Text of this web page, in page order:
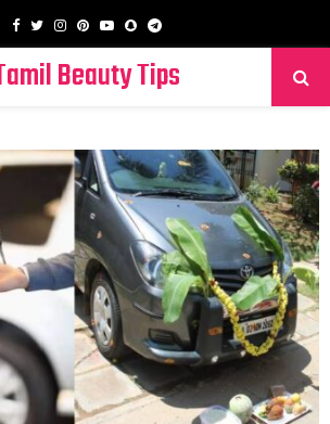
Facebook
TwitterInstagram
PinterestYoutube
SnapchatTelegram
Beauty Tips